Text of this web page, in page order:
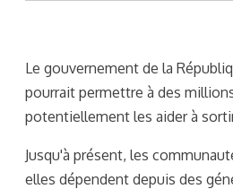
Le gouvernement de la
pourrait permettre à des
potentiellement les aider à
Jusqu'à présent, les
elles dépendent depuis des